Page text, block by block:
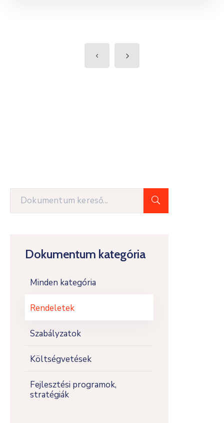
Dokumentum kategória
Minden kategória
Rendeletek
Szabályzatok
Költségvetések
Fejlesztési programok,
stratégiák